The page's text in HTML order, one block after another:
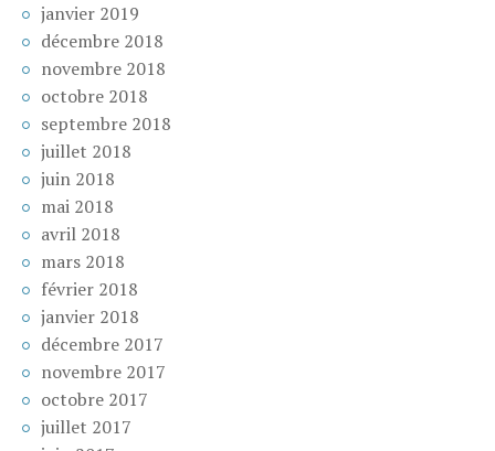
janvier 2019
décembre 2018
novembre 2018
octobre 2018
septembre 2018
juillet 2018
juin 2018
mai 2018
avril 2018
mars 2018
février 2018
janvier 2018
décembre 2017
novembre 2017
octobre 2017
juillet 2017